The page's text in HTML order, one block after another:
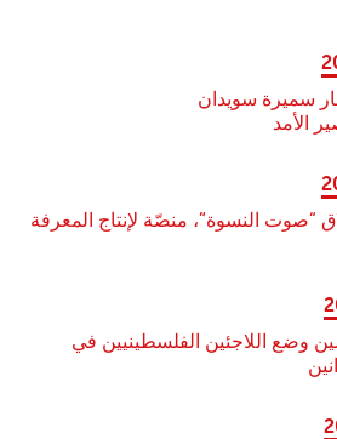
سميرة سويدان
الأمد
“صوت النسوة”، منصّة لإنتاج المعرفة
وضع اللاجئين الفلسطينيين في